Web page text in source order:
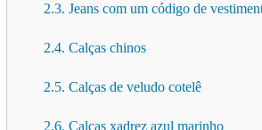
2.3. Jeans com um código de
2.4. Calças chinos
2.5. Calças de veludo cotelê
2.6. Calças xadrez azul marinho